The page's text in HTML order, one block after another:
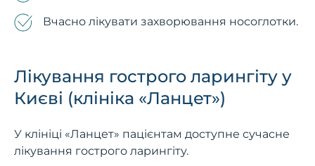
Вчасно лікувати захворювання носоглотки.
Лікування гострого ларингіту у
Києві (клініка «Ланцет»)
У клініці «Ланцет» пацієнтам доступне сучасне
лікування гострого ларингіту.